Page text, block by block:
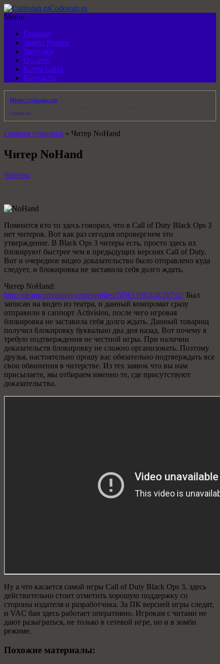
Codostan.ru
Меню
Главная
Зомби Режим
Загрузки
О сайте
Карта сайта
Контакты
Https://vitams.ru
vitams.ru
Главная страница » Читер NoHand
Читер NoHand
Читеры
Помнится кто то здесь говорил, что в Call of Duty Black Ops 3
нет читеров. Вот как раз сегодня опровергнем это
утверждение. В Black Ops 3 читеры есть, просто здесь их
блокируют быстрее чем в предыдущих версиях Call of Duty.
Вот и очередное видео доказательство было отправлено куда
следует, и блокировка не заставила себя долго ждать.
Читер NoHand:
http://steamcommunity.com/profiles/76561198304028742/Был
записан на видео из театра, и данный компромат сразу
отправили в саппорт Activision, после чего игровая
блокировка не заставила себя долго ждать. Данный товарищ
получил блокировку буквально два дня назад. Вот почему я
требую подтверждения не честной игры. При наличии
доказательств блокировку не сложно организовать. Поэтому
друзья, настоятельно прошу вас обязательно подтверждать все
свои обвинения в читерстве. Из тех заявок что вы нам
присылаете, мы отбираем именно те, где присутствуют
доказательства.
Ну а что касается самой игры Call of Duty Black Ops 3, здесь
действительно стоит отметить хорошую поддержку со
стороны издателя и разработчика. За ПК версией игры следят,
и VAC бан здесь работает оперативно. Игрокам с читами не
дают разыграться, не только в сетевой игре, но и в зомби
режиме.
Похожие материалы: